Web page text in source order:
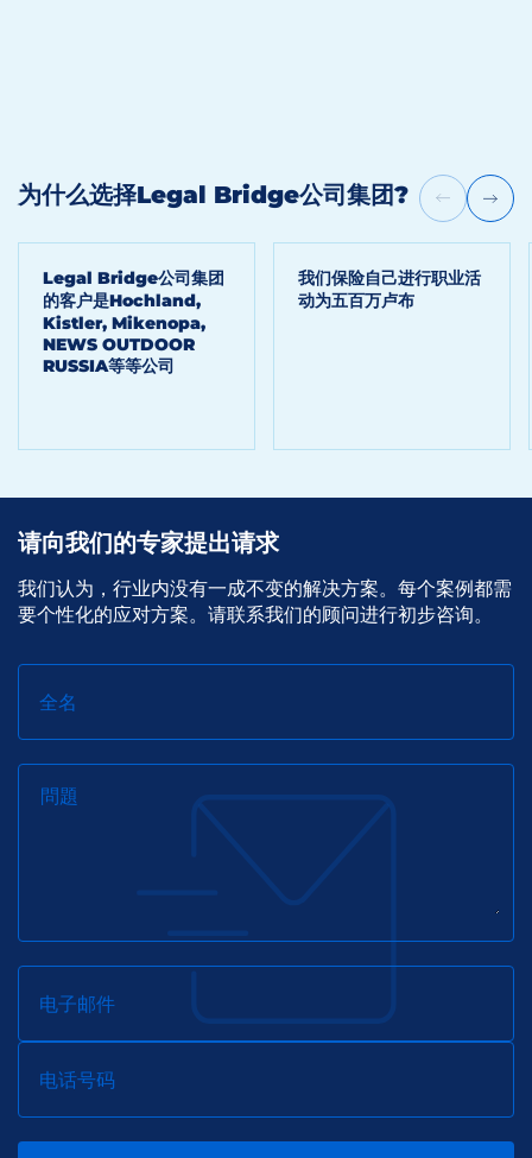
为什么选择Legal Bridge公司集团?
Legal Bridge公司集团
的客户是Hoсhland,
Kistler, Mikenopa,
NEWS OUTDOOR
RUSSIA等等公司
我们保险自己进行职业活
动为五百万卢布
请向我们的专家提出请求
我们认为，行业内没有一成不变的解决方案。每个案例都需
要个性化的应对方案。请联系我们的顾问进行初步咨询。
全名
問題
电子邮件
电话号码